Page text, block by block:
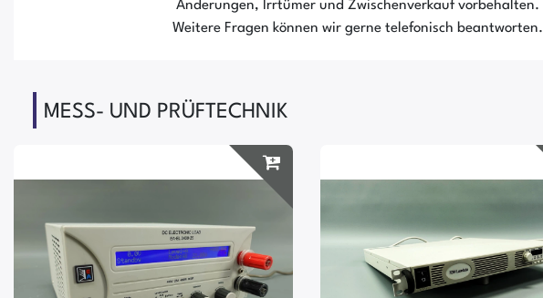
Änderungen, Irrtümer und Zwischenverkauf vorbehalten.
Weitere Fragen können wir gerne telefonisch beantworten.
MESS- UND PRÜFTECHNIK